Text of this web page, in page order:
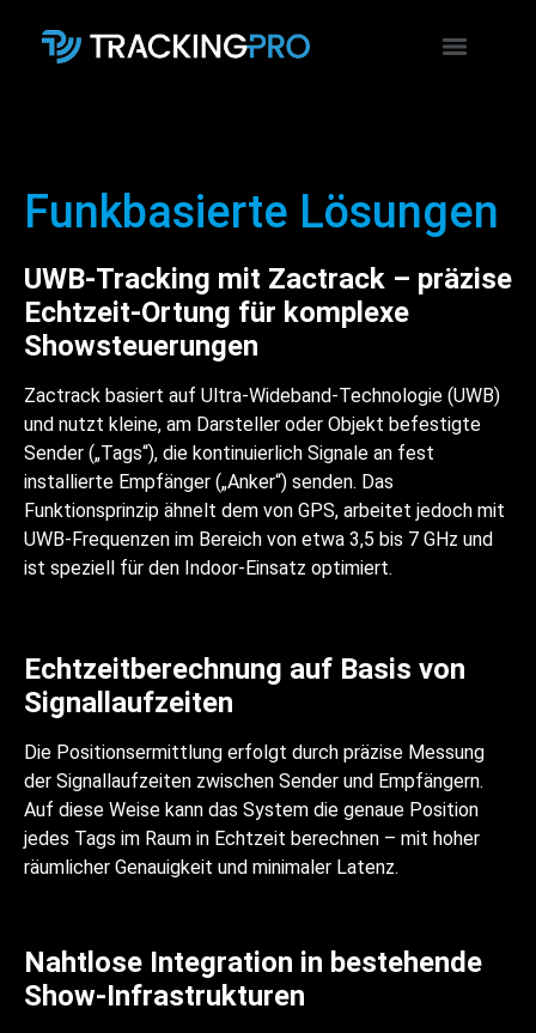
Funkbasierte Lösungen
UWB-Tracking mit Zactrack – präzise
Echtzeit-Ortung für komplexe
Showsteuerungen
Zactrack basiert auf Ultra-Wideband-Technologie (UWB)
und nutzt kleine, am Darsteller oder Objekt befestigte
Sender („Tags“), die kontinuierlich Signale an fest
installierte Empfänger („Anker“) senden. Das
Funktionsprinzip ähnelt dem von GPS, arbeitet jedoch mit
UWB-Frequenzen im Bereich von etwa 3,5 bis 7 GHz und
ist speziell für den Indoor-Einsatz optimiert.
Echtzeitberechnung auf Basis von
Signallaufzeiten
Die Positionsermittlung erfolgt durch präzise Messung
der Signallaufzeiten zwischen Sender und Empfängern.
Auf diese Weise kann das System die genaue Position
jedes Tags im Raum in Echtzeit berechnen – mit hoher
räumlicher Genauigkeit und minimaler Latenz.
Nahtlose Integration in bestehende
Show-Infrastrukturen